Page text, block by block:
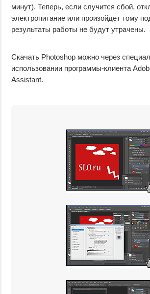
минут). Теперь, если случится сбой,
электропитание или произойдет тому
результаты работы не будут утрачены.
Скачать Photoshop можно через
использовании программы-клиента
Assistant.